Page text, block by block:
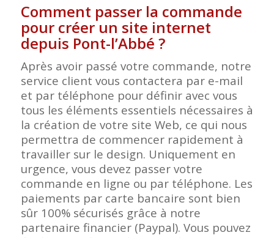
Comment passer la commande
pour créer un site internet
depuis Pont-l’Abbé ?
Après avoir passé votre commande, notre
service client vous contactera par e-mail
et par téléphone pour définir avec vous
tous les éléments essentiels nécessaires à
la création de votre site Web, ce qui nous
permettra de commencer rapidement à
travailler sur le design. Uniquement en
urgence, vous devez passer votre
commande en ligne ou par téléphone. Les
paiements par carte bancaire sont bien
sûr 100% sécurisés grâce à notre
partenaire financier (Paypal). Vous pouvez